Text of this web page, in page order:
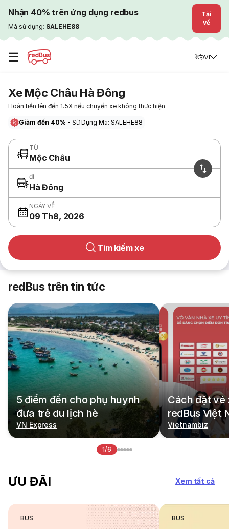
Nhận 40% trên ứng dụng redbus
Mã sử dụng: SALEHE88
Tải
về
☰ VI
Xe Mộc Châu Hà Đông
Hoàn tiền lên đến 1.5X nếu chuyến xe không thực hiện
Giảm đến 40% - Sử Dụng Mã: SALEHE88
TỪ
Mộc Châu
đi
Hà Đông
NGÀY VỀ
09 Th8, 2026
Tìm kiếm xe
redBus trên tin tức
5 điểm đến cho phụ huynh
đưa trẻ du lịch hè
VN Express
Cách đặt vé
redBus Việt
Vietnambiz
1/6
ƯU ĐÃI Xem tất cả
BUS BUS